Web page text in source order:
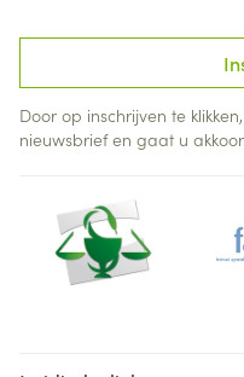
Door op inschrijven te
nieuwsbrief en gaat u